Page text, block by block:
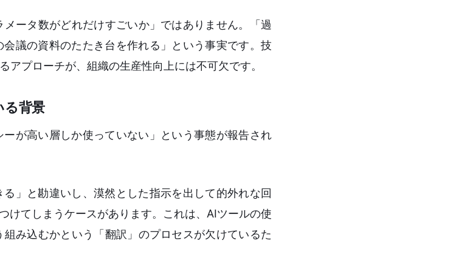
ータ数がどれだけすごいか」ではありません。「過
議の資料のたたき台を作れる」という事実です。技
プローチが、組織の生産性向上には不可欠です。
る背景
が高い層しか使っていない」という事態が報告され
」と勘違いし、漠然とした指示を出して的外れな回
けてしまうケースがあります。これは、AIツールの使
み込むかという「翻訳」のプロセスが欠けているた